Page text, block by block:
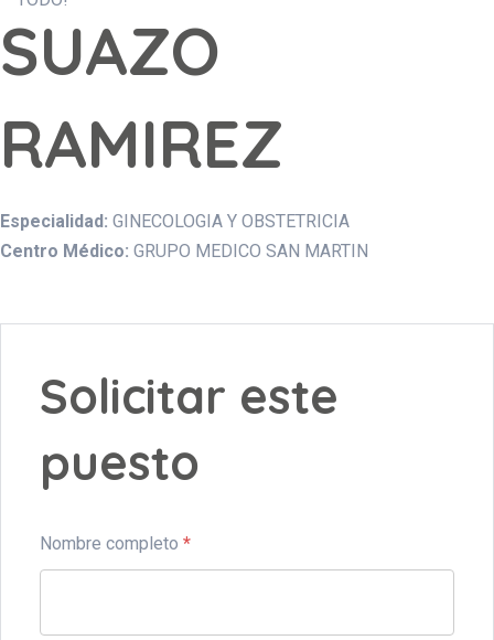
SUAZO
RAMIREZ
Especialidad: GINECOLOGIA Y OBSTETRICIA
Centro Médico: GRUPO MEDICO SAN MARTIN
Solicitar este
puesto
Nombre completo *